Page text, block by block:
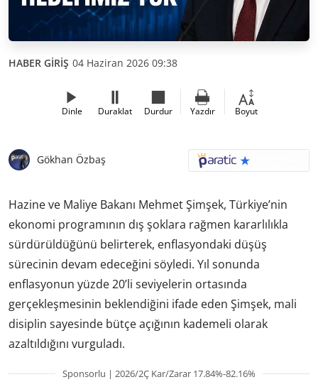
HABER GİRİŞ 04 Haziran 2026 09:38
Dinle Duraklat Durdur Yazdır Boyut
Gökhan Özbaş
Hazine ve Maliye Bakanı Mehmet Şimşek, Türkiye’nin
ekonomi programının dış şoklara rağmen kararlılıkla
sürdürüldüğünü belirterek, enflasyondaki düşüş
sürecinin devam edeceğini söyledi. Yıl sonunda
enflasyonun yüzde 20’li seviyelerin ortasında
gerçekleşmesinin beklendiğini ifade eden Şimşek, mali
disiplin sayesinde bütçe açığının kademeli olarak
azaltıldığını vurguladı.
Sponsorlu | 2026/2Ç Kar/Zarar 17.84%-82.16%